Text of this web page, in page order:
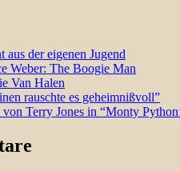
aus der eigenen Jugend
Weber: The Boogie Man
Van Halen
rauschte es geheimnißvoll”
Terry Jones in “Monty